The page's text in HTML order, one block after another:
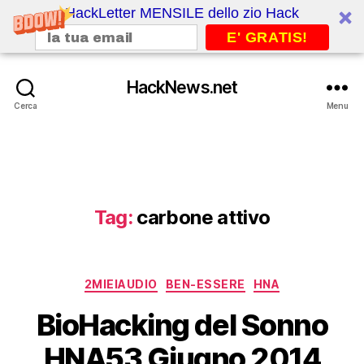
HackLetter MENSILE dello zio Hack
E' GRATIS!
Cerca
HackNews.net
Menu
Tag: carbone attivo
Categorie
2MIEIAUDIO BEN-ESSERE HNA
BioHacking del Sonno